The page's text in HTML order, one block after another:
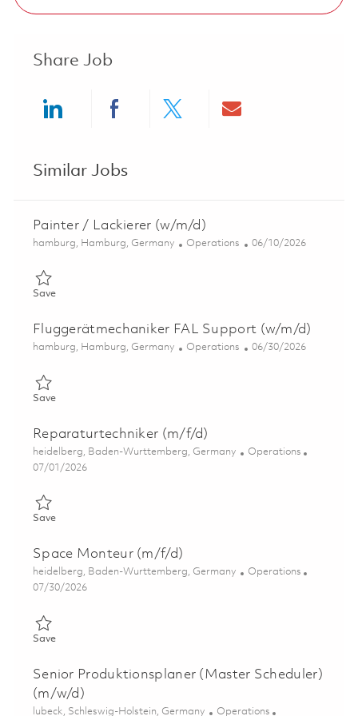
Share Job
Similar Jobs
Painter / Lackierer (w/m/d)
Location
hamburg, Hamburg, Germany Category
Operations Posted Date
06/10/2026
SaveSave Painter / Lackierer (w/m/d) 01852023
Fluggerätmechaniker FAL Support (w/m/d)
Location
hamburg, Hamburg, Germany Category
Operations Posted Date
06/30/2026
SaveSave Fluggerätmechaniker FAL Support (w/m/d) 01855328
Reparaturtechniker (m/f/d)
Location
heidelberg, Baden-Wurttemberg, Germany Category
Operations
Posted Date
07/01/2026
SaveSave Reparaturtechniker (m/f/d) 01856635
Space Monteur (m/f/d)
Location
heidelberg, Baden-Wurttemberg, Germany Category
Operations
Posted Date
07/30/2026
SaveSave Space Monteur (m/f/d) 01861982
Senior Produktionsplaner (Master Scheduler)
(m/w/d)
Location
lubeck, Schleswig-Holstein, Germany Category
Operations